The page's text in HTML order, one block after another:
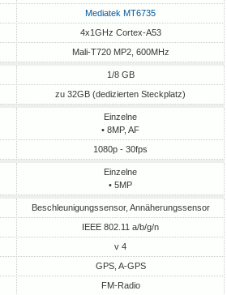
Mediatek MT6735
4x1GHz Cortex-A53
Mali-T720 MP2, 600MHz
1/8 GB
zu 32GB (dedizierten Steckplatz)
Einzelne
• 8MP, AF
1080p - 30fps
Einzelne
• 5MP
Beschleunigungssensor, Annäherungssensor
IEEE 802.11 a/b/g/n
v 4
GPS, A-GPS
FM-Radio